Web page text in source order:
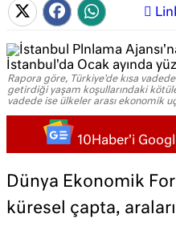
Rapora göre, Türkiye'de kısa vadede
getirdiği yaşam koşullarındaki
vadede ise ülkeler arası ekonomik
10Haber'i
Dünya Ekonomik
küresel çapta,